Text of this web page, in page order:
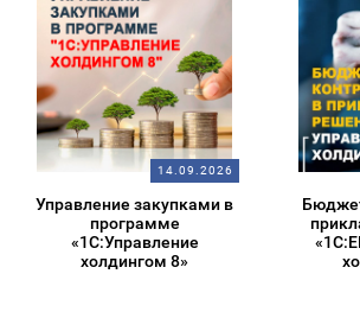
14.09.2026
Управление закупками в
программе
«1С:Управление
холдингом 8»